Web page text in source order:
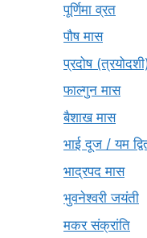
पूर्णिमा व्रत
पौष मास
प्रदोष
फाल्गुन मास
बैशाख मास
भाई दूज / यम
भाद्रपद मास
भुवनेश्वरी जयंती
मकर संक्रांति